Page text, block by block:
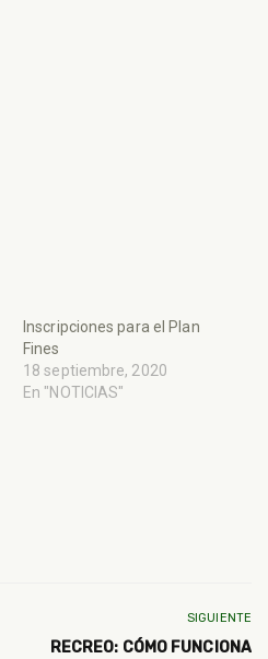
Inscripciones para el Plan
Fines
18 septiembre, 2020
En "NOTICIAS"
SIGUIENTE
RECREO: CÓMO FUNCIONA